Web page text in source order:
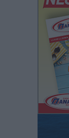
Τι αλλάζει
Τοπικές Ειδήσεις•
ΥΠΑΑΤ: 12,5
βιοασφάλειας
Τοπικές Ειδήσεις
Ποιοι
στέγη έως